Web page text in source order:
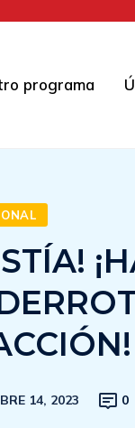
programa
14, 2023 0